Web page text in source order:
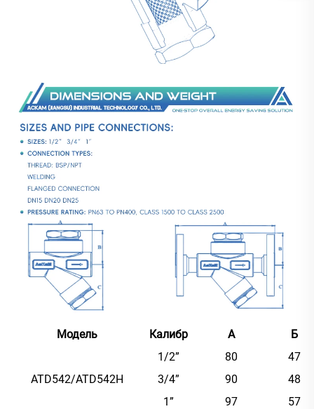
Модель Калибр А Б
ATD542/ATD542H
1/2” 80
47
3/4”
90
48
1”
97 57